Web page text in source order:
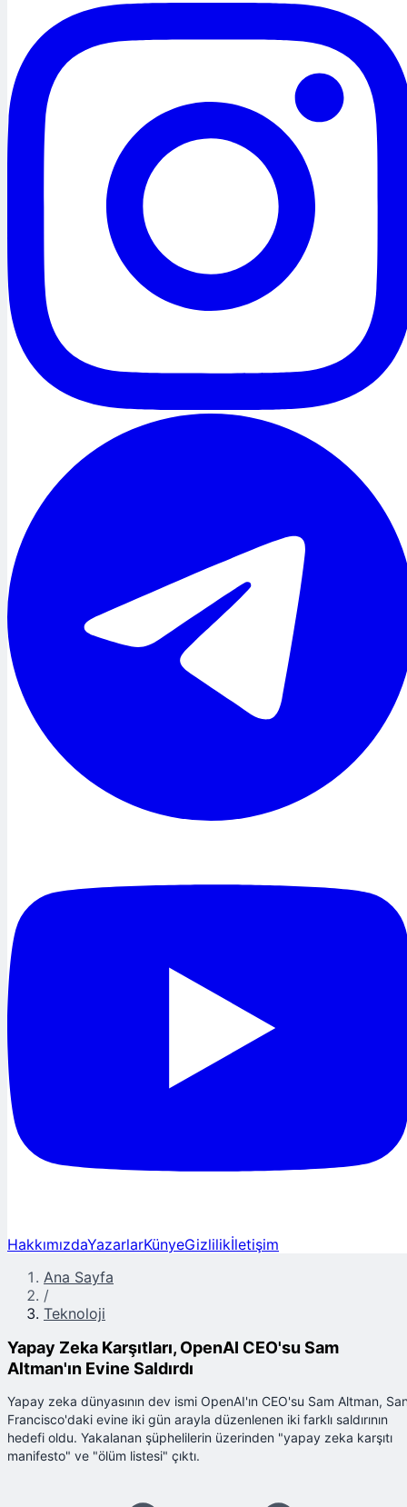
HakkımızdaYazarlarKünyeGizlilikİletişim
Ana Sayfa
/
Teknoloji
Yapay Zeka Karşıtları, OpenAI CEO'su Sam
Altman'ın Evine Saldırdı
Yapay zeka dünyasının dev ismi OpenAI'ın CEO'su Sam Altman,
Francisco'daki evine iki gün arayla düzenlenen iki farklı saldırının
hedefi oldu. Yakalanan şüphelilerin üzerinden "yapay zeka karşıtı
manifesto" ve "ölüm listesi" çıktı.